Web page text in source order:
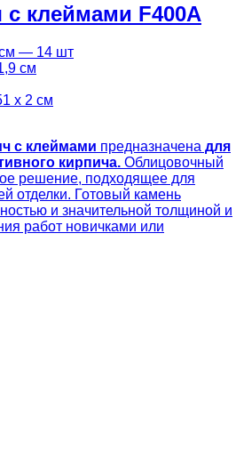
клеймами F400A
см — 14 шт
см
х 2 см
с клеймами предназначена для
кирпича. Облицовочный
решение, подходящее для
отделки. Готовый камень
и значительной толщиной и
работ новичками или